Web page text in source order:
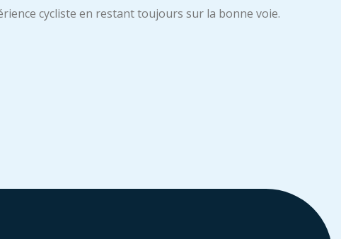
cycliste en restant toujours sur la bonne voie.